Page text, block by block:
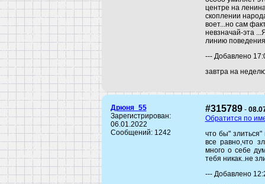
центре на
скоплении
воет...но сам
невзначай-эта
линию
--- Добавлено
завтра на
Дрюня_55
Зарегистрирован:
06.01.2022
Сообщений: 1242
#315789-
Обратится по
что бы" злиться"
все равно,что
много о себе
тебя никак..не
--- Добавлено